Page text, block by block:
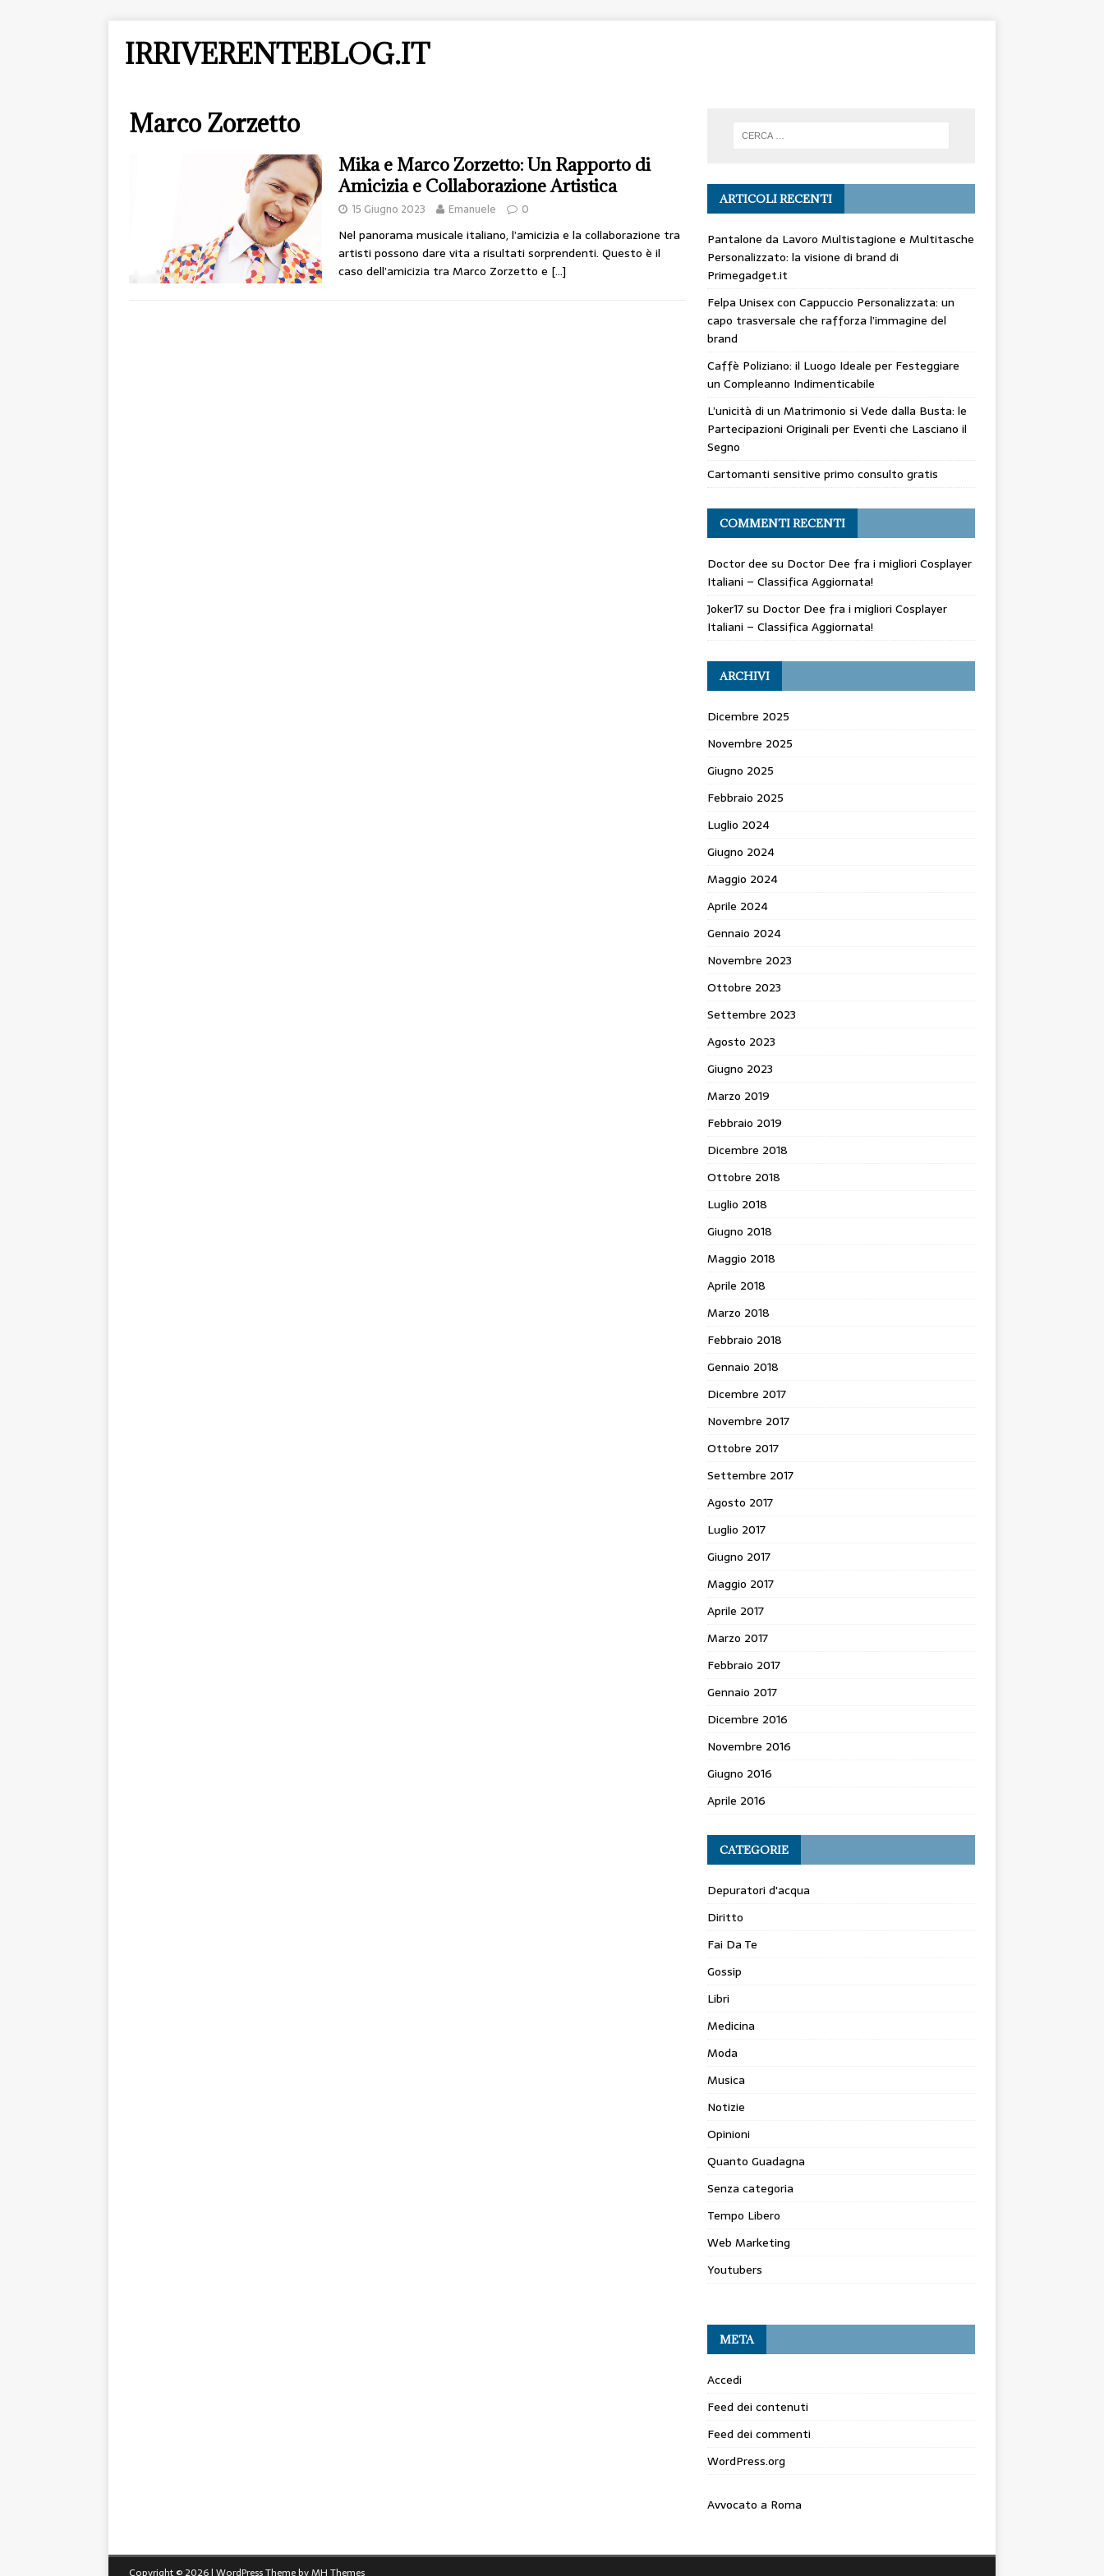
IRRIVERENTEBLOG.IT
Marco Zorzetto
Mika e Marco Zorzetto: Un Rapporto di
Amicizia e Collaborazione Artistica
15 Giugno 2023 Emanuele 0
Nel panorama musicale italiano, l’amicizia e la collaborazione tra
artisti possono dare vita a risultati sorprendenti. Questo è il
caso dell’amicizia tra Marco Zorzetto e […]
ARTICOLI RECENTI
Pantalone da Lavoro Multistagione e Multitasche
Personalizzato: la visione di brand di
Primegadget.it
Felpa Unisex con Cappuccio Personalizzata: un
capo trasversale che rafforza l’immagine del
brand
Caffè Poliziano: il Luogo Ideale per Festeggiare
un Compleanno Indimenticabile
L’unicità di un Matrimonio si Vede dalla Busta: le
Partecipazioni Originali per Eventi che Lasciano il
Segno
Cartomanti sensitive primo consulto gratis
COMMENTI RECENTI
Doctor dee su Doctor Dee fra i migliori Cosplayer
Italiani – Classifica Aggiornata!
Joker17su Doctor Dee fra i migliori Cosplayer
Italiani – Classifica Aggiornata!
ARCHIVI
Dicembre 2025
Novembre 2025
Giugno 2025
Febbraio 2025
Luglio 2024
Giugno 2024
Maggio 2024
Aprile 2024
Gennaio 2024
Novembre 2023
Ottobre 2023
Settembre 2023
Agosto 2023
Giugno 2023
Marzo 2019
Febbraio 2019
Dicembre 2018
Ottobre 2018
Luglio 2018
Giugno 2018
Maggio 2018
Aprile 2018
Marzo 2018
Febbraio 2018
Gennaio 2018
Dicembre 2017
Novembre 2017
Ottobre 2017
Settembre 2017
Agosto 2017
Luglio 2017
Giugno 2017
Maggio 2017
Aprile 2017
Marzo 2017
Febbraio 2017
Gennaio 2017
Dicembre 2016
Novembre 2016
Giugno 2016
Aprile 2016
CATEGORIE
Depuratori d'acqua
Diritto
Fai Da Te
Gossip
Libri
Medicina
Moda
Musica
Notizie
Opinioni
Quanto Guadagna
Senza categoria
Tempo Libero
Web Marketing
Youtubers
META
Accedi
Feed dei contenuti
Feed dei commenti
WordPress.org
Avvocato a Roma
Copyright © 2026 | WordPress Theme byMH Themes